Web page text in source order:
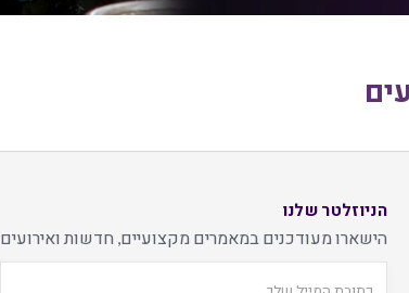
הניוזלטר שלנו
הישארו מעודכנים במאמרים מקצועיים, חדשות ואירועים